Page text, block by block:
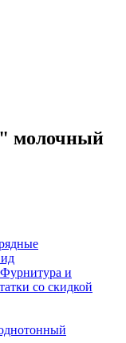
молочный
Фурнитура и
со скидкой